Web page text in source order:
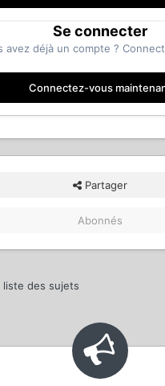
Se connecter
avez déjà un compte ?
Connectez-vous
Partager
Abonnés
liste des sujets